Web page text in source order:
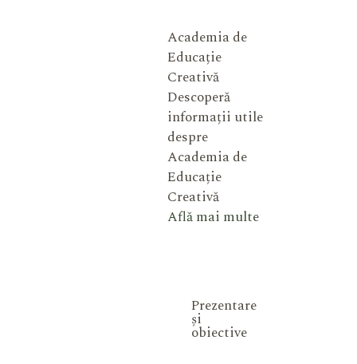
Academia de
Educație
Creativă
Descoperă
informații utile
despre
Academia de
Educație
Creativă
Află mai multe
Prezentare
și
obiective